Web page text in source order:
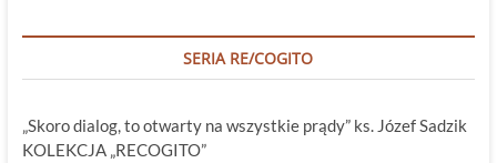
SERIA RE/COGITO
„Skoro dialog, to otwarty na wszystkie prądy” ks. Józef Sadzik
KOLEKCJA „RECOGITO”